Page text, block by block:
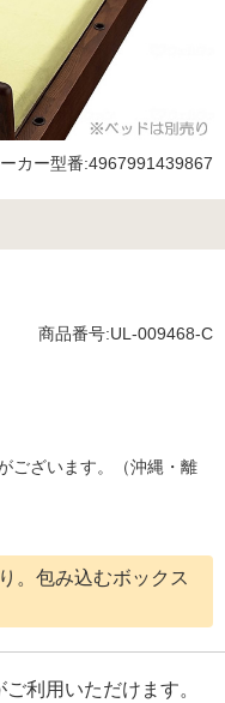
ーカー型番:4967991439867
商品番号:UL-009468-C
ございます。（沖縄・離
。包み込むボックス
利用いただけます。